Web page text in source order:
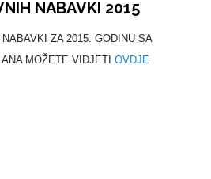
NABAVKI 2015
ZA 2015. GODINU SA
MOŽETE VIDJETIOVDJE